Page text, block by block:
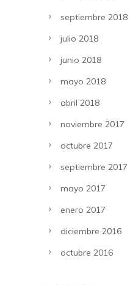
septiembre 2018
julio 2018
junio 2018
mayo 2018
abril 2018
noviembre 2017
octubre 2017
septiembre 2017
mayo 2017
enero 2017
diciembre 2016
octubre 2016